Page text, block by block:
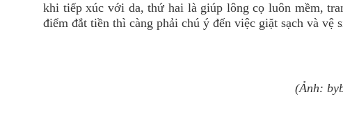
khi tiếp xúc với da, thứ hai là giúp lông cọ luôn mềm,
điểm đắt tiền thì càng phải chú ý đến việc giặt sạch và vệ
(Ảnh: